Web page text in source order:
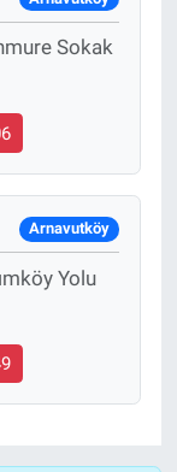
Sokak
Arnavutköy
Yolu